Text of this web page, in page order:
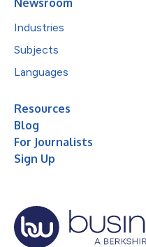
Industries
Subjects
Languages
Resources
Blog
For Journalists
Sign Up